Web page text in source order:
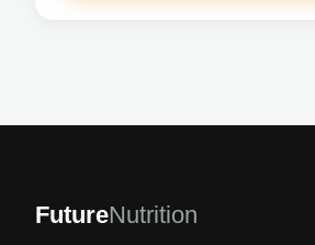
FutureNutrition